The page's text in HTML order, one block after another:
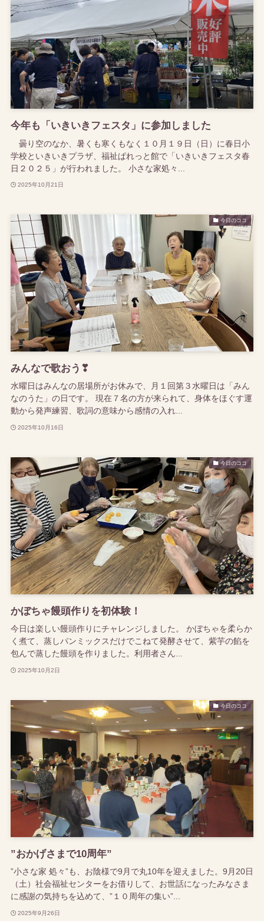
今年も「いきいきフェスタ」に参加しました
曇り空のなか、暑くも寒くもなく１０月１９日（日）に春日小
学校といきいきプラザ、福祉ぱれっと館で「いきいきフェスタ春
日２０２５」が行われました。 小さな家処々...
2025年10月21日
今日のココ
みんなで歌おう❣
水曜日はみんなの居場所がお休みで、月１回第３水曜日は「みん
なのうた」の日です。 現在７名の方が来られて、身体をほぐす運
動から発声練習、歌詞の意味から感情の入れ...
2025年10月16日
今日のココ
かぼちゃ饅頭作りを初体験！
今日は楽しい饅頭作りにチャレンジしました。 かぼちゃを柔らか
く煮て、蒸しパンミックスだけでこねて発酵させて、紫芋の餡を
包んで蒸した饅頭を作りました。利用者さん...
2025年10月2日
今日のココ
”おかげさまで10周年”
”小さな家 処々”も、お陰様で9月で丸10年を迎えました。9月20日
（土）社会福祉センターをお借りして、お世話になったみなさま
に感謝の気持ちを込めて、”１０周年の集い”...
2025年9月26日